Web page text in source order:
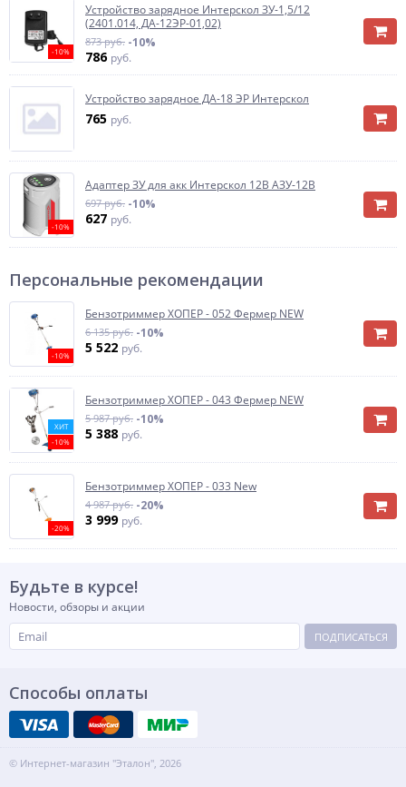
-10%
Устройство зарядное Интерскол ЗУ-1,5/12
(2401.014, ДА-12ЭР-01,02)
873 руб. -10%
786 руб.
Устройство зарядное ДА-18 ЭР Интерскол
765 руб.
-10%
Адаптер ЗУ для акк Интерскол 12В АЗУ-12В
697 руб. -10%
627 руб.
Персональные рекомендации
-10%
Бензотриммер ХОПЕР - 052 Фермер NEW
6 135 руб. -10%
5 522 руб.
ХИТ
-10%
Бензотриммер ХОПЕР - 043 Фермер NEW
5 987 руб. -10%
5 388 руб.
-20%
Бензотриммер ХОПЕР - 033 New
4 987 руб. -20%
3 999 руб.
Будьте в курсе!
Новости, обзоры и акции
ПОДПИСАТЬСЯ
Способы оплаты
© Интернет-магазин "Эталон", 2026